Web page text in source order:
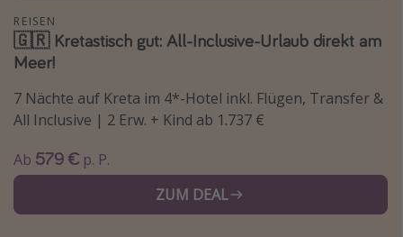
Gruppenreisen
Hotels in Hamburg
Hotels am Achensee
Weitere Themen
Familienurlaub in der Türkei
REISEN
🇬🇷 Kretastisch gut: All-Inclusive-Urlaub direkt am
Meer!
7 Nächte auf Kreta im 4*-Hotel inkl. Flügen, Transfer &
All Inclusive | 2 Erw. + Kind ab 1.737 €
Ab 579 € p. P.
ZUM DEAL